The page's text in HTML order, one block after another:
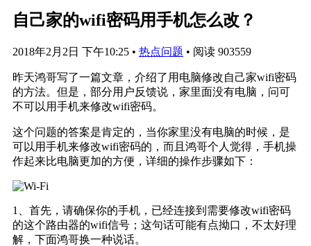
自己家的wifi密码用手机怎么改？
2018年2月2日 下午10:25 • 热点问题 • 阅读 903559
昨天鸿哥写了一篇文章，介绍了用电脑修改自己家wifi密码
的方法。但是，部分用户反馈说，家里面没有电脑，问可
不可以用手机来修改wifi密码。
这个问题的答案是肯定的，当你家里没有电脑的时候，是
可以用手机来修改wifi密码的，而且鸿哥个人觉得，手机操
作起来比电脑更加的方便，详细的操作步骤如下：
1、首先，请确保你的手机，已经连接到需要修改wifi密码
的这个路由器的wifi信号；这句话可能有点拗口，不太好理
解，下面鸿哥换一种说话。